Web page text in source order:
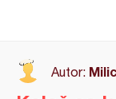
Autor: